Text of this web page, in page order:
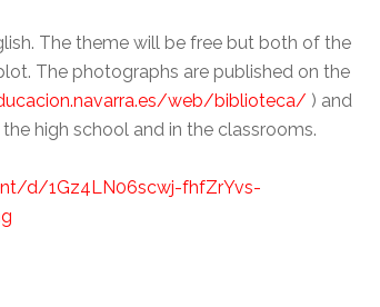
The theme will be free but both of the
The photographs are published on the
web/biblioteca/ ) and
high school and in the classrooms.
d/1Gz4LN06scwj-fhfZrYvs-